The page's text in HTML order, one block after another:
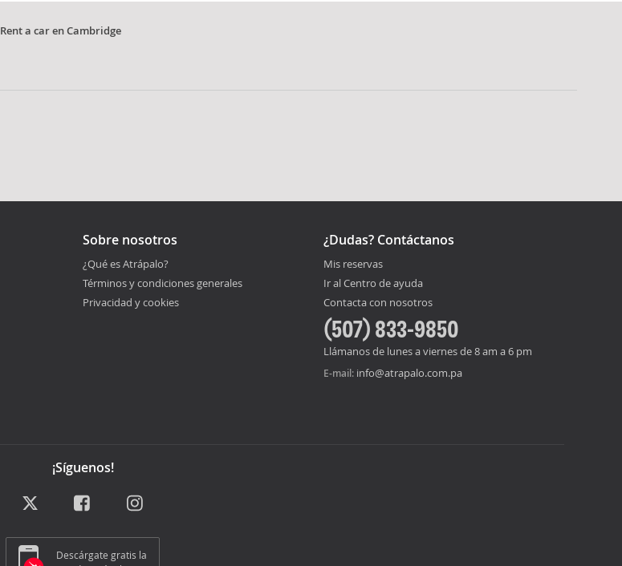
Rent a car en Cambridge
Sobre nosotros
¿Qué es Atrápalo?
Términos y condiciones generales
Privacidad y cookies
¿Dudas? Contáctanos
Mis reservas
Ir al Centro de ayuda
Contacta con nosotros
(507) 833-9850
Llámanos de lunes a viernes de 8 am a 6 pm
E-mail: info@atrapalo.com.pa
¡Síguenos!
Descárgate gratis la